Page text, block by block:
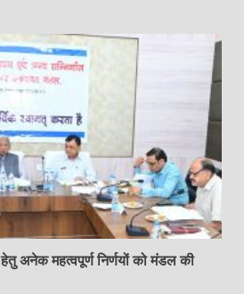
अनेक महत्वपूर्ण निर्णयों को मंडल की